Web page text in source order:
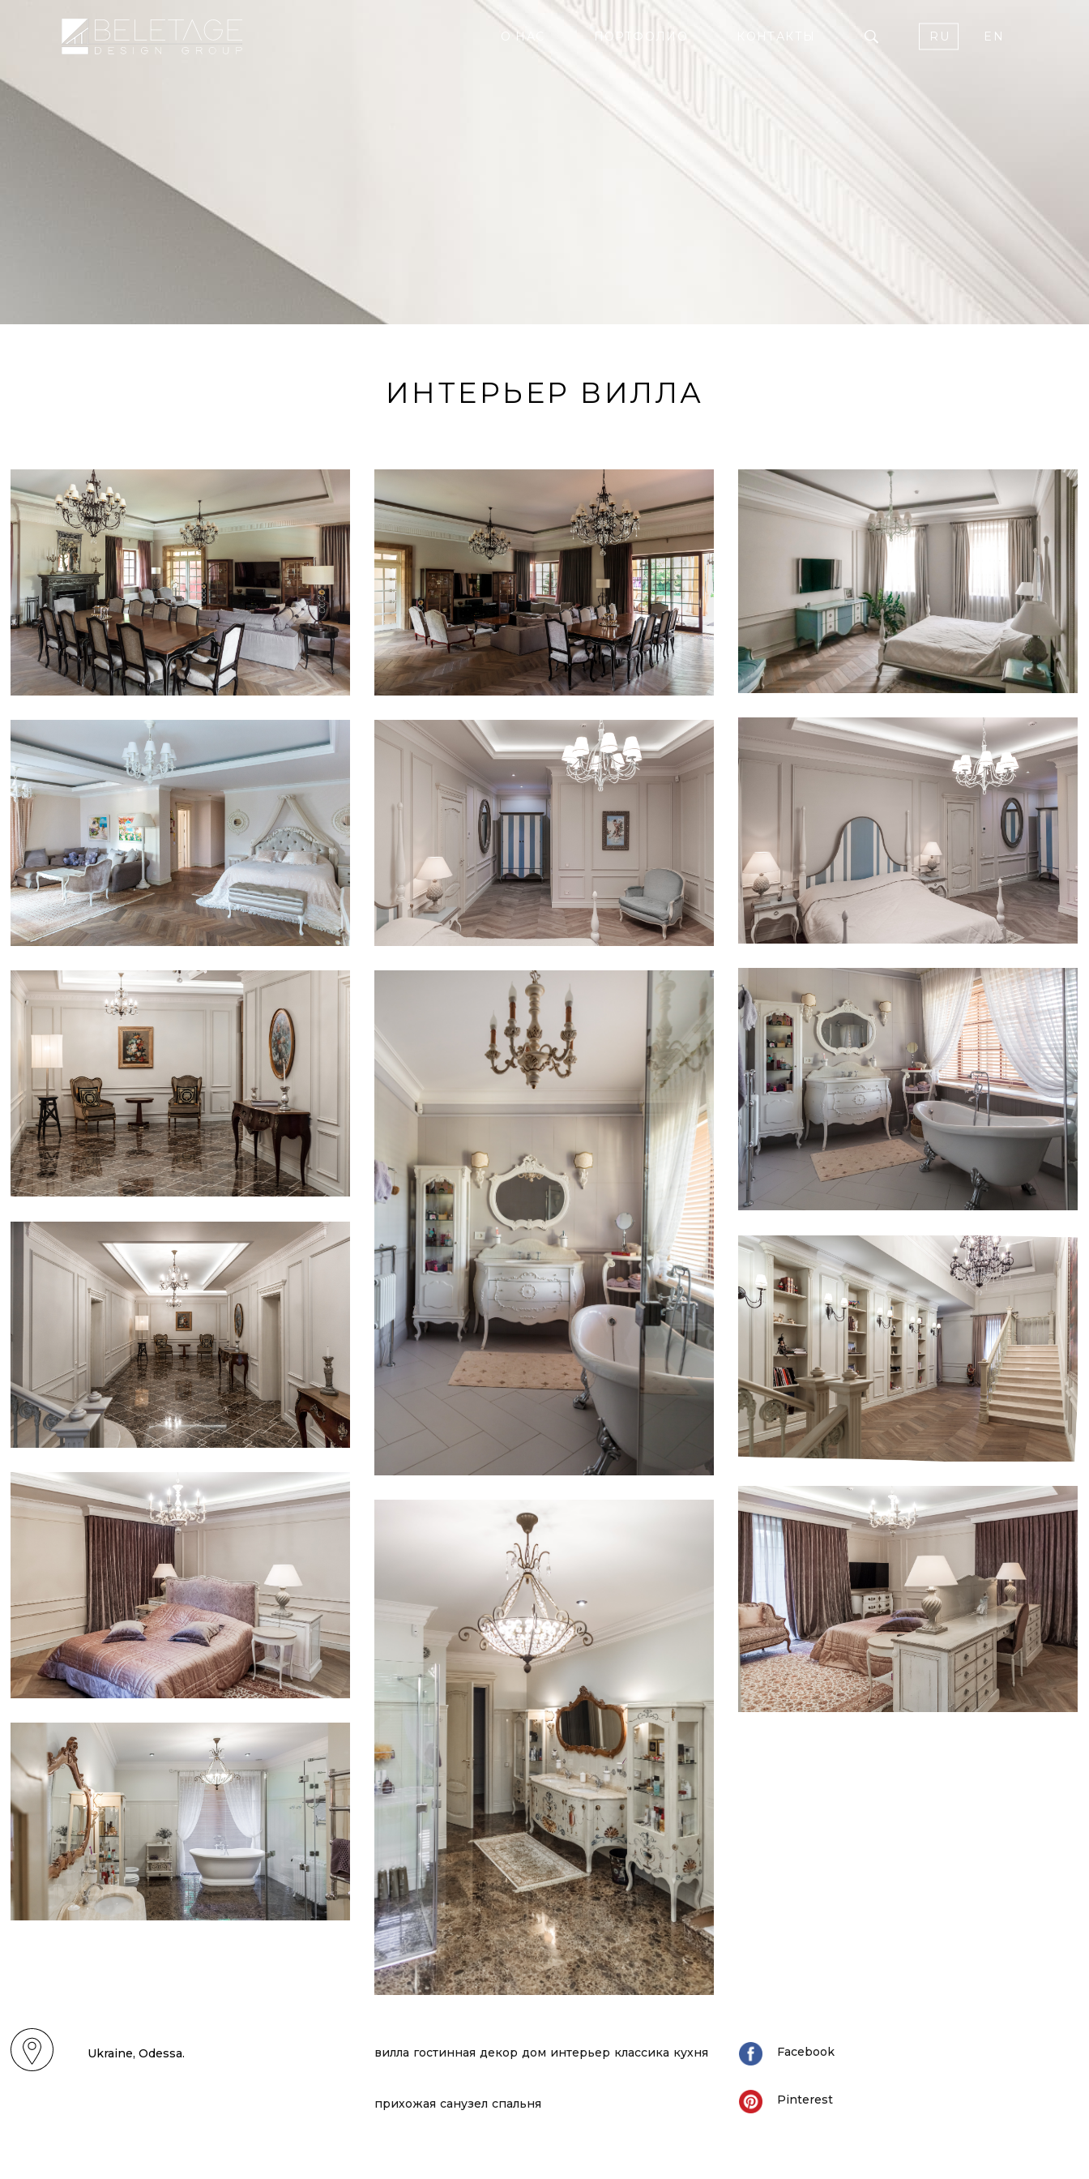
О НАС ПОРТФОЛИО КОНТАКТЫ RU EN
ИНТЕРЬЕР ВИЛЛА
Ukraine, Odessa. вилла гостинная декор дом интерьер классика кухня
прихожая санузел спальня